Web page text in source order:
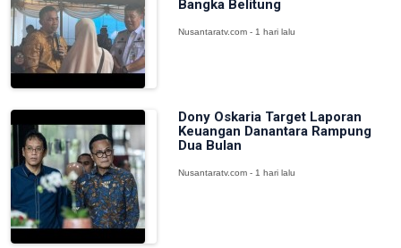
Bangka Belitung
Nusantaratv.com - 1 hari lalu
Dony Oskaria Target Laporan
Keuangan Danantara Rampung
Dua Bulan
Nusantaratv.com - 1 hari lalu